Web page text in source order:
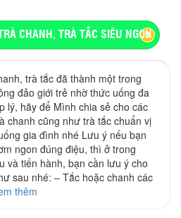
CHANH, TRÀ TẮC SIÊU NGON
trà tắc đã thành một trong
đảo giới trẻ nhờ thức uống đa
lý, hãy để Mình chia sẻ cho các
chanh cũng như trà tắc chuẩn vị
gia đình nhé Lưu ý nếu bạn
ngon đúng điệu, thì ở trong
và tiến hành, bạn cần lưu ý cho
sau nhé: – Tắc hoặc chanh các
thêm